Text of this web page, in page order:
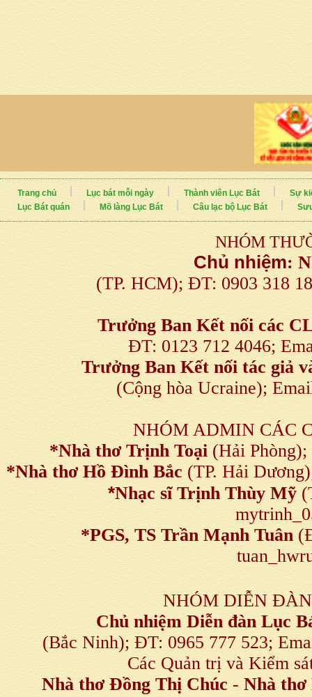
Trang chủ Lục bát mỗi ngày Thành viên Lục Bát
Sự
Lục Bát quán
Mõ làng Lục Bát Câu lạc bộ Lục Bát
NHÓM
Chủ nhiệm:
(TP. HCM); ĐT: 0903 318
Trưởng Ban Kết nối các
ĐT: 0123 712 4046;
Trưởng Ban Kết nối tác giả
(Cộng hòa Ucraine);
NHÓM ADMIN CÁC
*Nhà thơ Trịnh Toại (Hải
*Nhà thơ Hồ Đình Bắc (TP. Hải
*Nhạc sĩ Trịnh Thùy Mỹ
*PGS, TS Trần Mạnh Tuân
NHÓM DIỄN
Chủ nhiệm Diễn đàn Lục
(Bắc Ninh); ĐT: 0965 777 523;
Các Quản trị và Kiểm
Nhà thơ Đồng Thị Chúc - Nhà thơ